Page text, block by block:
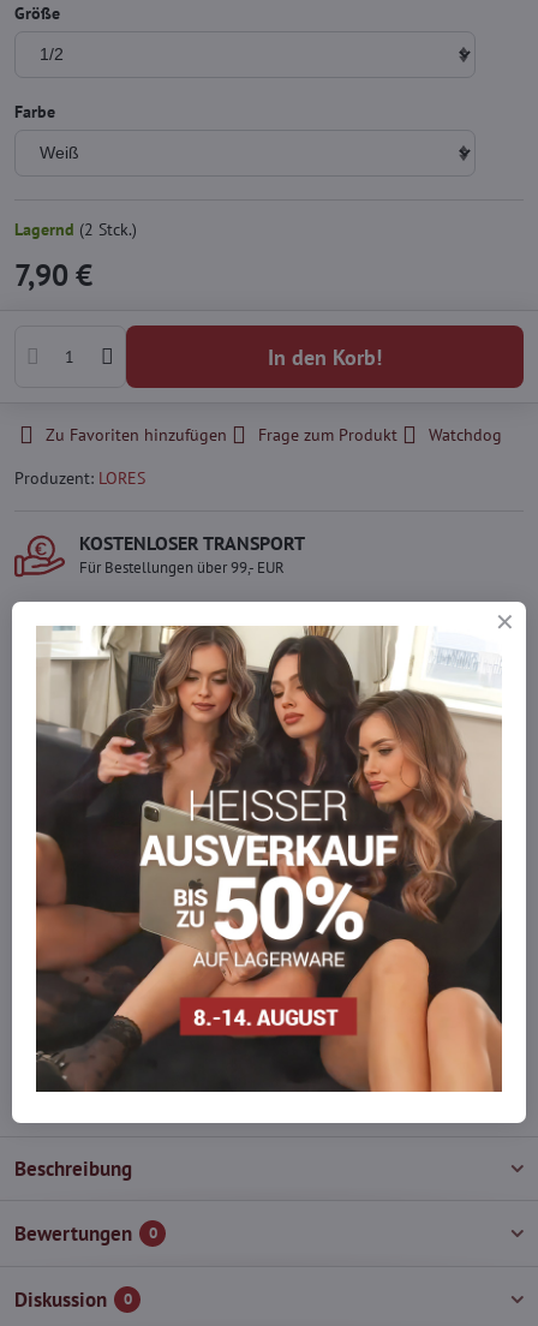
Größe
Farbe
Lagernd (2 Stck.)
7,90 €
In den Korb!
Zu Favoriten hinzufügen Frage zum Produkt
Watchdog
Produzent: LORES
KOSTENLOSER TRANSPORT
Für Bestellungen über 99,- EUR
LIEFERUNG PER KURIER
Schnell und direkt nach Hause.
SICHERE ZAHLUNGEN
Gesicherte Online-Zahlungen
Ware auf Lager
Wir versenden sofort
Werden Sie Teil von everlady
Werden Sie Teil von everlady und genießen Sie einen5 %
Mitgliedervorteilbei jedem Einkauf.
Der Vorteil wird automatisch im Warenkorb angewendet.
Möchten Sie mehr bestellen, als wir
auf Lager haben?
Zögern Sie nicht, uns zu kontaktieren, wir füllen die Ware für Sie
wieder auf!
info​@everlady​.eu
Beschreibung
Bewertungen 0
Diskussion 0